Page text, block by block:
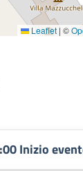
Leaflet | ©
Inizio